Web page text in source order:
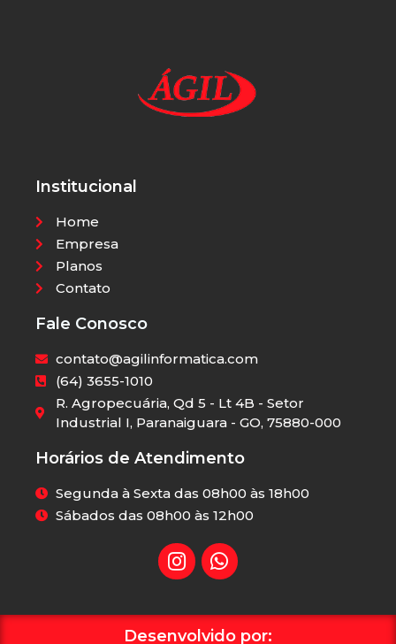
Institucional
Home
Empresa
Planos
Contato
Fale Conosco
contato@agilinformatica.com
(64) 3655-1010
R. Agropecuária, Qd 5 - Lt 4B - Setor
Industrial I, Paranaiguara - GO, 75880-000
Horários de Atendimento
Segunda à Sexta das 08h00 às 18h00
Sábados das 08h00 às 12h00
Desenvolvido por: